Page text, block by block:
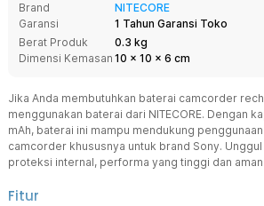
Brand
NITECORE
Garansi
1 Tahun Garansi Toko
Berat Produk
0.3 kg
Dimensi Kemasan 10 x 10 x 6 cm
Jika Anda membutuhkan baterai camcorder
menggunakan baterai dari NITECORE. Dengan
mAh, baterai ini mampu mendukung
camcorder khususnya untuk brand Sony.
proteksi internal, performa yang tinggi dan
Fitur